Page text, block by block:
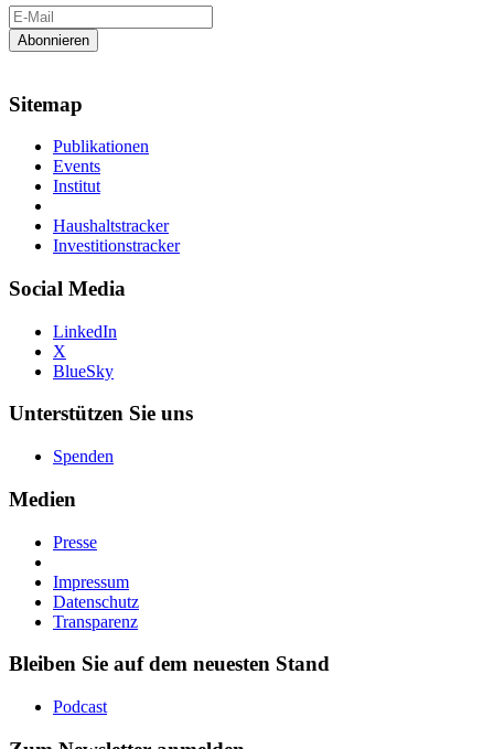
Sitemap
Publikationen
Events
Institut
Haushaltstracker
Investitionstracker
Social Media
LinkedIn
X
BlueSky
Unterstützen Sie uns
Spenden
Medien
Presse
Impressum
Datenschutz
Transparenz
Bleiben Sie auf dem neuesten Stand
Podcast